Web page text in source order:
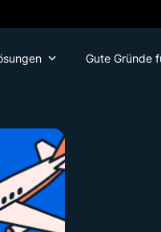
Gute Gründe